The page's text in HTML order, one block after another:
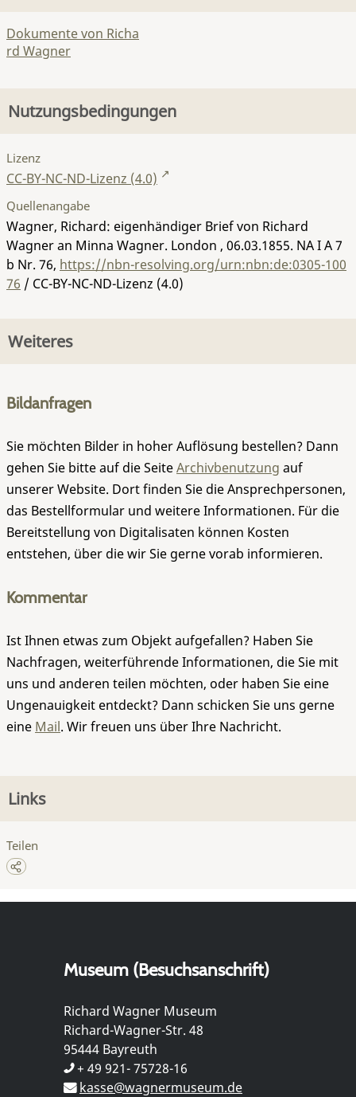
Dokumente von Richa
rd Wagner
Nutzungsbedingungen
Lizenz
CC-BY-NC-ND-Lizenz (4.0)
Quellenangabe
Wagner, Richard: eigenhändiger Brief von Richard
Wagner an Minna Wagner. London , 06.03.1855. NA I A 7
b Nr. 76, https://nbn-resolving.org/urn:nbn:de:0305-100
76 / CC-BY-NC-ND-Lizenz (4.0)
Weiteres
Bildanfragen
Sie möchten Bilder in hoher Auflösung bestellen? Dann
gehen Sie bitte auf die SeiteArchivbenutzung auf
unserer Website. Dort finden Sie die Ansprechpersonen,
das Bestellformular und weitere Informationen. Für die
Bereitstellung von Digitalisaten können Kosten
entstehen, über die wir Sie gerne vorab informieren.
Kommentar
Ist Ihnen etwas zum Objekt aufgefallen? Haben Sie
Nachfragen, weiterführende Informationen, die Sie mit
uns und anderen teilen möchten, oder haben Sie eine
Ungenauigkeit entdeckt? Dann schicken Sie uns gerne
eine Mail. Wir freuen uns über Ihre Nachricht.
Links
Teilen
Museum (Besuchsanschrift)
Richard Wagner Museum
Richard-Wagner-Str. 48
95444 Bayreuth
+ 49 921- 75728-16
kasse@wagnermuseum.de